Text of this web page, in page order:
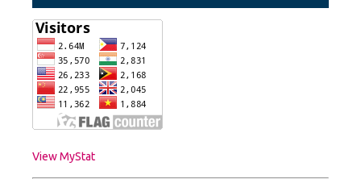
View MyStat